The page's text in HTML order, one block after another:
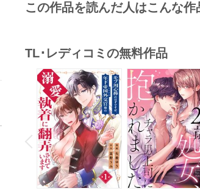
この作品を読んだ人はこんな
TL･レディコミの無料作品
P
r
e
v
i
o
u
s